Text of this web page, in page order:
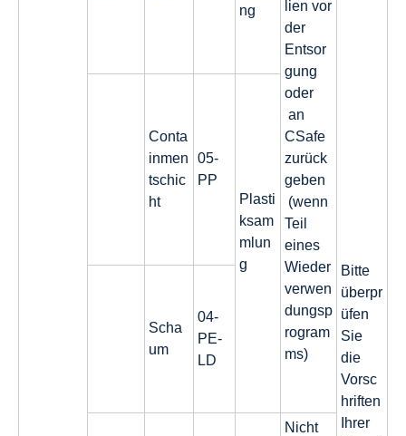
ng
lien vor
der
Entsor
gung
oder
an
CSafe
zurück
geben
(wenn
Teil
eines
Wieder
verwen
dungsp
rogram
ms)
Bitte
überpr
üfen
Sie
die
Vorsc
hriften
Ihrer
Conta
inmen
tschic
ht
05-
PP
Plasti
ksam
mlun
g
Scha
um
04-
PE-
LD
Nicht